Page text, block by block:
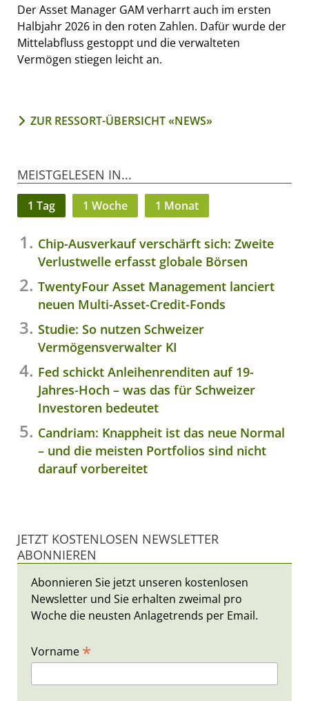
Der Asset Manager GAM verharrt auch im ersten
Halbjahr 2026 in den roten Zahlen. Dafür wurde der
Mittelabfluss gestoppt und die verwalteten
Vermögen stiegen leicht an.
ZUR RESSORT-ÜBERSICHT «NEWS»
MEISTGELESEN IN...
1 Tag 1 Woche 1 Monat
Chip-Ausverkauf verschärft sich: Zweite
Verlustwelle erfasst globale Börsen
TwentyFour Asset Management lanciert
neuen Multi-Asset-Credit-Fonds
Studie: So nutzen Schweizer
Vermögensverwalter KI
Fed schickt Anleihenrenditen auf 19-
Jahres-Hoch – was das für Schweizer
Investoren bedeutet
Candriam: Knappheit ist das neue Normal
– und die meisten Portfolios sind nicht
darauf vorbereitet
JETZT KOSTENLOSEN NEWSLETTER
ABONNIEREN
Abonnieren Sie jetzt unseren kostenlosen
Newsletter und Sie erhalten zweimal pro
Woche die neusten Anlagetrends per Email.
Vorname *